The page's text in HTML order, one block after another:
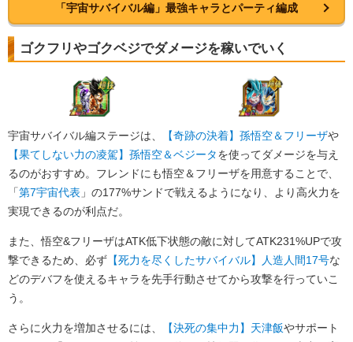
「宇宙サバイバル編」最強キャラとパーティ編成
ゴクフリやゴクベジでダメージを稼いでいく
宇宙サバイバル編ステージは、 【奇跡の決着】孫悟空＆フリーザや
【果てしない力の凌駕】孫悟空＆ベジータを使ってダメージを与え
るのがおすすめ。フレンドにも悟空＆フリーザを用意することで、
「第7宇宙代表 」の177%サンドで戦えるようになり、より高火力を
実現できるのが利点だ。
また、悟空&フリーザはATK低下状態の敵に対してATK231%UPで攻
撃できるため、必ず 【死力を尽くしたサバイバル】人造人間17号な
どのデバフを使えるキャラを先手行動させてから攻撃を行っていこ
う。
さらに火力を増加させるには、 【決死の集中力】天津飯やサポート